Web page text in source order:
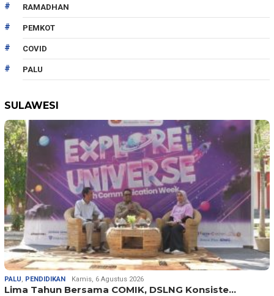
RAMADHAN
PEMKOT
COVID
PALU
SULAWESI
PALU, PENDIDIKAN Kamis, 6 Agustus 2026
Lima Tahun Bersama COMIK, DSLNG Konsiste…